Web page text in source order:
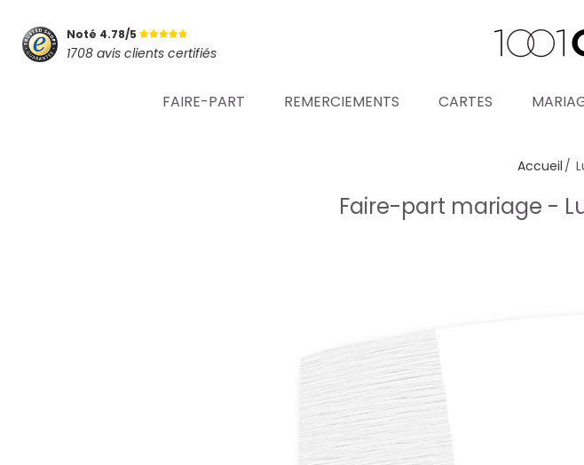
Noté 4.78/5
1708 avis clients certifiés
FAIRE-PART REMERCIEMENTS CARTES
Mot de passe oublié ?
Accueil
Faire-part mariage -